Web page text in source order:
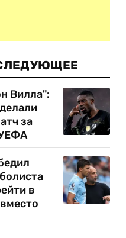
Вилла":
за
в